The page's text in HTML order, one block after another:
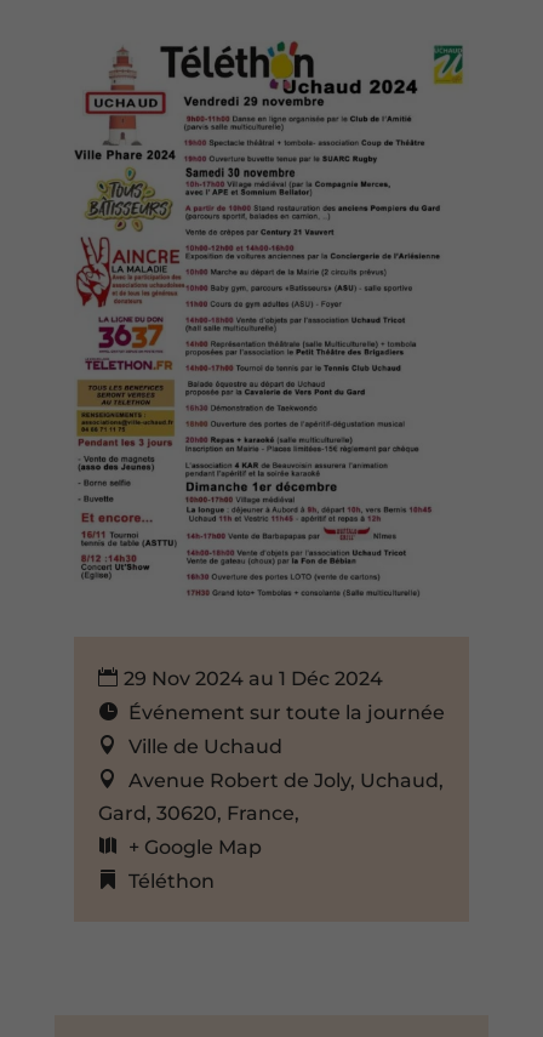
29 Nov 2024 au 1 Déc 2024
Événement sur toute la journée
Ville de Uchaud
Avenue Robert de Joly, Uchaud,
Gard, 30620, France,
+ Google Map
Téléthon